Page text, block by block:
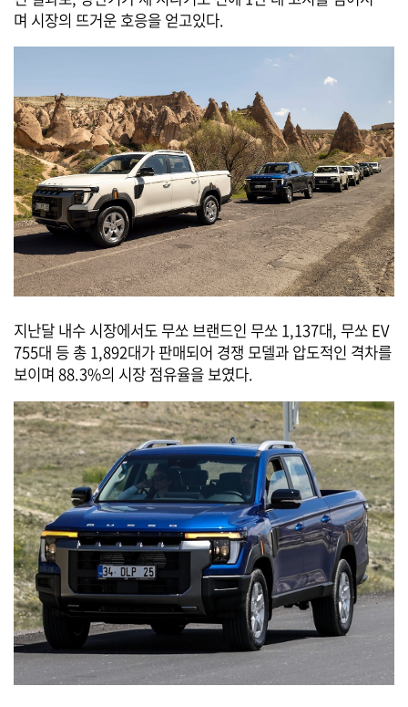
며 시장의 뜨거운 호응을 얻고있다.
지난달 내수 시장에서도 무쏘 브랜드인 무쏘 1,137대, 무쏘 EV
755대 등 총 1,892대가 판매되어 경쟁 모델과 압도적인 격차를
보이며 88.3%의 시장 점유율을 보였다.